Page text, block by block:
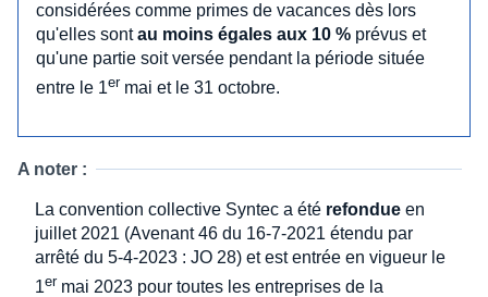
considérées comme primes de vacances dès lors
qu'elles sontau moins égales aux 10 % prévus et
qu'une partie soit versée pendant la période située
entre le 1er mai et le 31 octobre.
A noter :
La convention collective Syntec a été refondue en
juillet 2021 (Avenant 46 du 16-7-2021 étendu par
arrêté du 5-4-2023 : JO 28) et est entrée en vigueur le
1er mai 2023 pour toutes les entreprises de la